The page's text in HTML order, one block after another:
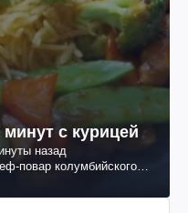
с курицей
назад
повар колумбийского